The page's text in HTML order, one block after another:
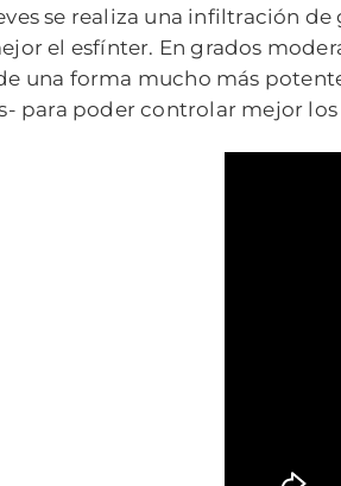
se realiza una infiltración
el esfínter. En grados
una forma mucho más
para poder controlar mejor